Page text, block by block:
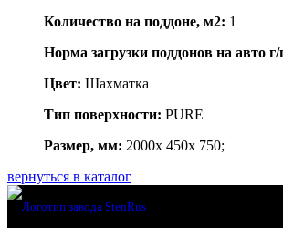
Количество на поддоне, м2: 1
Норма загрузки поддонов на авто
Цвет: Шахматка
Тип поверхности: PURE
Размер, мм: 2000x 450x 750;
вернуться в каталог